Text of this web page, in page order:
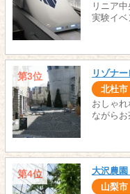
リニア
実験イベ
第3位 リゾナ
北杜市
おしゃ
ながら
第4位 大沢農園
山梨市